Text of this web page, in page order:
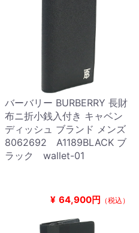
バーバリー BURBERRY 長財
布ニ折小銭入付き キャベン
ディッシュ ブランド メンズ
8062692 A1189BLACK ブ
ラック wallet-01
¥ 64,900円 （税込）